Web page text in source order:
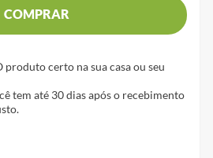
COMPRAR
produto certo na sua casa ou seu
tem até 30 dias após o recebimento